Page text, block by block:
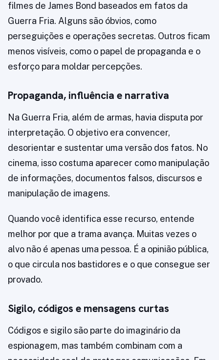
filmes de James Bond baseados em fatos da
Guerra Fria. Alguns são óbvios, como
perseguições e operações secretas. Outros ficam
menos visíveis, como o papel de propaganda e o
esforço para moldar percepções.
Propaganda, influência e narrativa
Na Guerra Fria, além de armas, havia disputa por
interpretação. O objetivo era convencer,
desorientar e sustentar uma versão dos fatos. No
cinema, isso costuma aparecer como manipulação
de informações, documentos falsos, discursos e
manipulação de imagens.
Quando você identifica esse recurso, entende
melhor por que a trama avança. Muitas vezes o
alvo não é apenas uma pessoa. É a opinião pública,
o que circula nos bastidores e o que consegue ser
provado.
Sigilo, códigos e mensagens curtas
Códigos e sigilo são parte do imaginário da
espionagem, mas também combinam com a